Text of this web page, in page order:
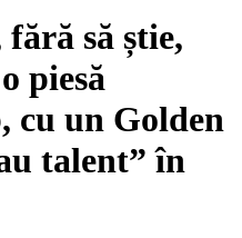
fără să știe,
piesă
cu un Golden
talent” în